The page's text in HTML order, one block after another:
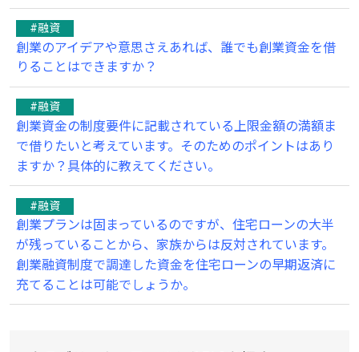
#融資
創業のアイデアや意思さえあれば、誰でも創業資金を借
りることはできますか？
#融資
創業資金の制度要件に記載されている上限金額の満額ま
で借りたいと考えています。そのためのポイントはあり
ますか？具体的に教えてください。
#融資
創業プランは固まっているのですが、住宅ローンの大半
が残っていることから、家族からは反対されています。
創業融資制度で調達した資金を住宅ローンの早期返済に
充てることは可能でしょうか。